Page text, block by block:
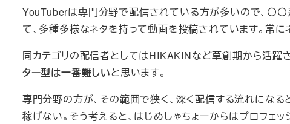
YouTuberは専門分野で配信されている方が多いので、〇〇
て、多種多様なネタを持って動画を投稿されています。常
同カテゴリの配信者としてはHIKAKINなど草創期から活躍
ター型は一番難しいと思います。
専門分野の方が、その範囲で狭く、深く配信する流れにな
稼げない。そう考えると、はじめしゃちょーからはプロフェ